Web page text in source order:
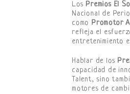
Los Premios El
Nacional de
como Promotor
refleja el
entretenimiento
Hablar de los
capacidad de
Talent, sino
motores de